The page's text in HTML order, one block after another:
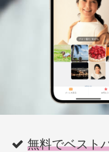
無料でベスト